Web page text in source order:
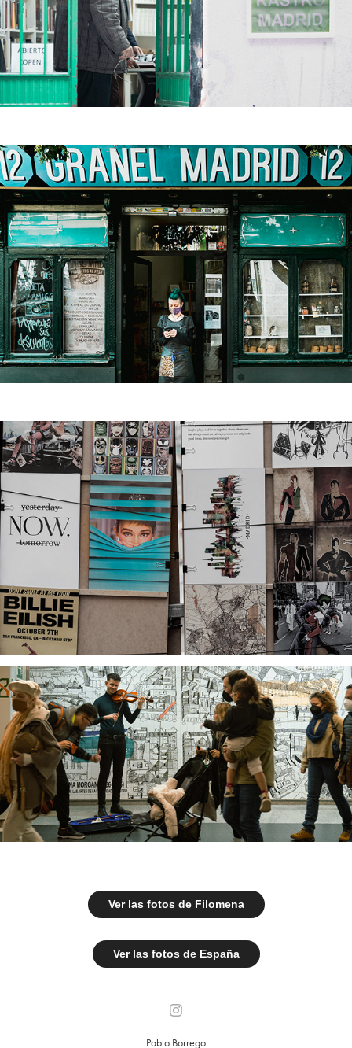
Ver las fotos de Filomena
Ver las fotos de España
Pablo Borrego